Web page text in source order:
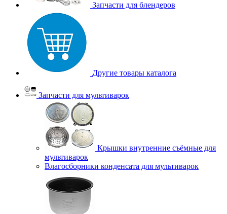
Запчасти для блендеров
Другие товары каталога
Запчасти для мультиварок
Крышки внутренние съёмные для
мультиварок
Влагосборники конденсата для мультиварок